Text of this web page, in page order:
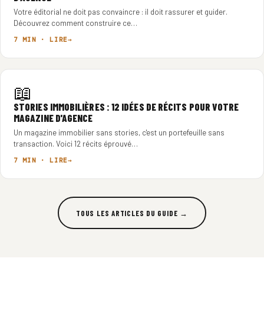
Votre éditorial ne doit pas convaincre : il doit rassurer et guider.
Découvrez comment construire ce…
7 MIN · LIRE
📖
STORIES IMMOBILIÈRES : 12 IDÉES DE RÉCITS POUR VOTRE
MAGAZINE D'AGENCE
Un magazine immobilier sans stories, c'est un portefeuille sans
transaction. Voici 12 récits éprouvé…
7 MIN · LIRE
TOUS LES ARTICLES DU GUIDE →